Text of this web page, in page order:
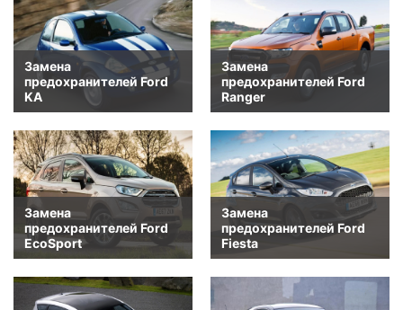
Замена
предохранителей Ford
KA
Замена
предохранителей Ford
Ranger
Замена
предохранителей Ford
EcoSport
Замена
предохранителей Ford
Fiesta